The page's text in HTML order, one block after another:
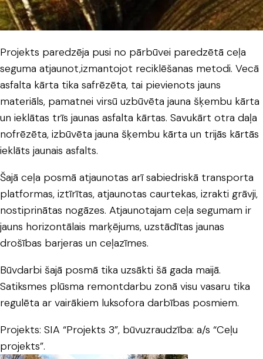
Projekts paredzēja pusi no pārbūvei paredzētā ceļa
seguma atjaunot,izmantojot reciklēšanas metodi. Vecā
asfalta kārta tika safrēzēta, tai pievienots jauns
materiāls, pamatnei virsū uzbūvēta jauna šķembu kārta
un ieklātas trīs jaunas asfalta kārtas. Savukārt otra daļa
nofrēzēta, izbūvēta jauna šķembu kārta un trijās kārtās
ieklāts jaunais asfalts.
Šajā ceļa posmā atjaunotas arī sabiedriskā transporta
platformas, iztīrītas, atjaunotas caurtekas, izrakti grāvji,
nostiprinātas nogāzes. Atjaunotajam ceļa segumam ir
jauns horizontālais marķējums, uzstādītas jaunas
drošības barjeras un ceļazīmes.
Būvdarbi šajā posmā tika uzsākti šā gada maijā.
Satiksmes plūsma remontdarbu zonā visu vasaru tika
regulēta ar vairākiem luksofora darbības posmiem.
Projekts: SIA “Projekts 3”, būvuzraudzība: a/s “Ceļu
projekts”.